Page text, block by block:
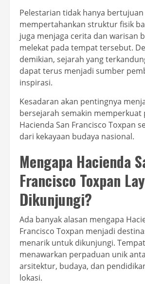
Pelestarian tidak hanya bertujuan
mempertahankan struktur fisik
juga menjaga cerita dan warisan
melekat pada tempat tersebut.
demikian, sejarah yang
dapat terus menjadi sumber
inspirasi.
Kesadaran akan pentingnya
bersejarah semakin memperkuat
Hacienda San Francisco Toxpan
dari kekayaan budaya nasional.
Mengapa Hacienda
Francisco Toxpan
Dikunjungi?
Ada banyak alasan mengapa
Francisco Toxpan menjadi
menarik untuk dikunjungi.
menawarkan perpaduan unik
arsitektur, budaya, dan
lokasi.